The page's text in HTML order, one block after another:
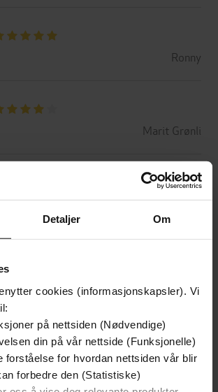
Detaljer Om
cookies (informasjonskapsler). Vi
på nettsiden (Nødvendige)
din på vår nettside (Funksjonelle)
forståelse for hvordan nettsiden vår blir
forbedre den (Statistiske)
Ronny
Marit Grønli
Monica
Katja